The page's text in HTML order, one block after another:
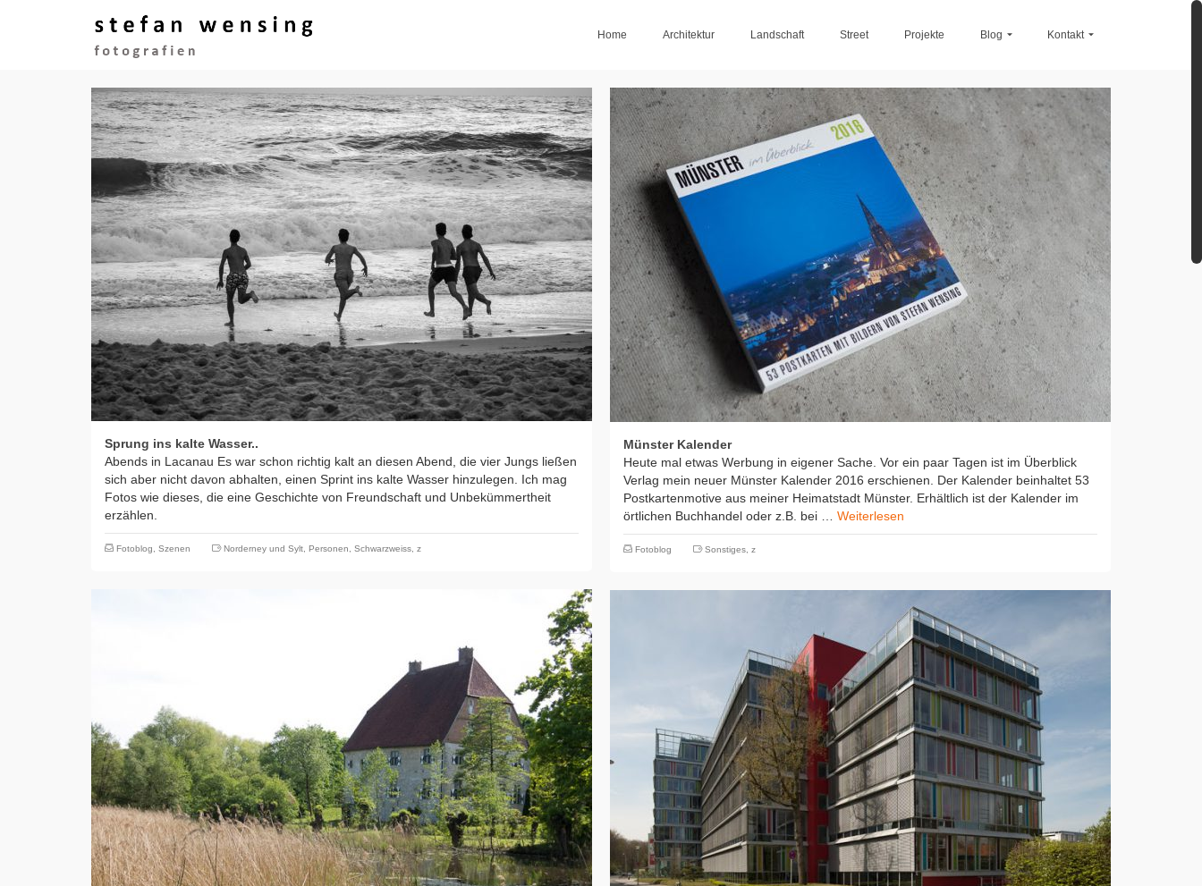
Home Architektur Landschaft Street Projekte Blog Kontakt
Sprung ins kalte Wasser..
Abends in Lacanau Es war schon richtig kalt an diesen Abend, die vier Jungs ließen
sich aber nicht davon abhalten, einen Sprint ins kalte Wasser hinzulegen. Ich mag
Fotos wie dieses, die eine Geschichte von Freundschaft und Unbekümmertheit
erzählen.
Fotoblog Szenen Norderney und Sylt Personen Schwarzweiss z
Münster Kalender
Heute mal etwas Werbung in eigener Sache. Vor ein paar Tagen ist im Überblick
Verlag mein neuer Münster Kalender 2016 erschienen. Der Kalender beinhaltet 53
Postkartenmotive aus meiner Heimatstadt Münster. Erhältlich ist der Kalender im
örtlichen Buchhandel oder z.B. bei … Weiterlesen
Fotoblog Sonstiges z